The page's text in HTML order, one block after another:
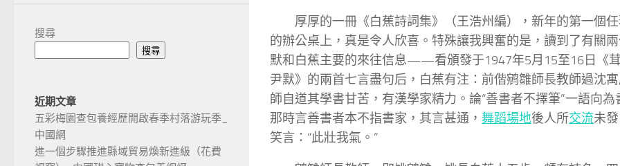
厚厚的一冊《白蕉詩詞集》（王浩州編），新年的第一個
的辦公桌上，真是令人欣喜。特殊讓我興奮的是，讀到了有關
默和白蕉主要的來往信息——看頒發于1947年5月15至16日《
尹默》的兩首七言盡句后，白蕉有注：前偕鹓雛師長教師過沈
師自道其學書甘苦，有漢學家精力。論“善書者不擇筆”一語向
那時言善書者本不指書家，其言甚通， 舞蹈場地後人所交流未
笑言：“此壯我氣。”
搜尋
搜尋
近期文章
五彩梅園查包養經歷開啟春季村落游玩季_
中國網
進一個步驟推進縣域貿易煥新進級（花費